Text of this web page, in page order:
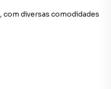
, com diversas comodidades